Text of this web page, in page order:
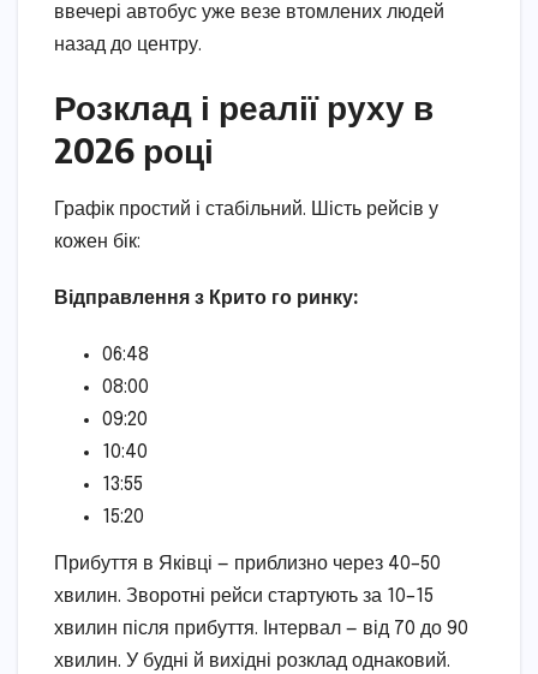
ввечері автобус уже везе втомлених людей
назад до центру.
Розклад і реалії руху в
2026 році
Графік простий і стабільний. Шість рейсів у
кожен бік:
Відправлення з Крито го ринку:
06:48
08:00
09:20
10:40
13:55
15:20
Прибуття в Яківці — приблизно через 40–50
хвилин. Зворотні рейси стартують за 10–15
хвилин після прибуття. Інтервал — від 70 до 90
хвилин. У будні й вихідні розклад однаковий.